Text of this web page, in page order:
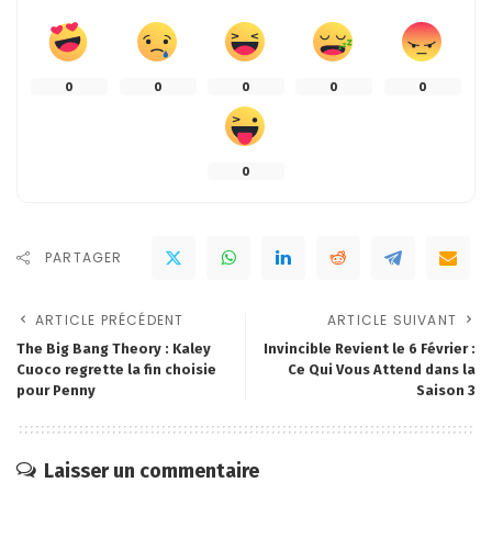
0 0 0 0 0
0
PARTAGER
ARTICLE PRÉCÉDENT
The Big Bang Theory : Kaley
Cuoco regrette la fin choisie
pour Penny
ARTICLE SUIVANT
Invincible Revient le 6 Février :
Ce Qui Vous Attend dans la
Saison 3
Laisser un commentaire